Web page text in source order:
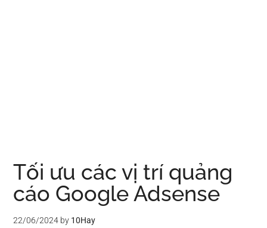
Tối ưu các vị trí quảng
cáo Google Adsense
22/06/2024 by 10Hay